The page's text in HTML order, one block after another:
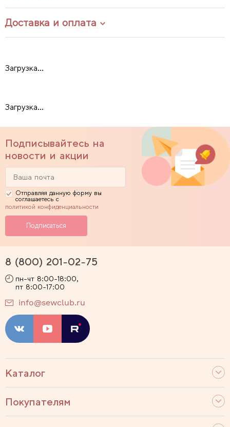
Доставка и оплата
Загрузка...
Загрузка...
Подписывайтесь на
новости и акции
Отправляя данную форму вы
соглашаетесь с
политикой конфиденциальности
Каталог
Покупателям
8 (800) 201-02-75
пн-чт 8:00-18:00,
пт 8:00-17:00
info@sewclub.ru